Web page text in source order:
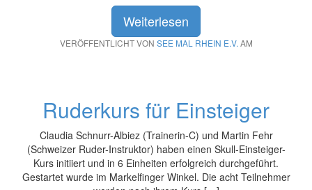
Weiterlesen
VERÖFFENTLICHT VON SEE MAL RHEIN E.V. AM
Ruderkurs für Einsteiger
Claudia Schnurr-Albiez (Trainerin-C) und Martin Fehr
(Schweizer Ruder-Instruktor) haben einen Skull-Einsteiger-
Kurs initiiert und in 6 Einheiten erfolgreich durchgeführt.
Gestartet wurde im Markelfinger Winkel. Die acht Teilnehmer